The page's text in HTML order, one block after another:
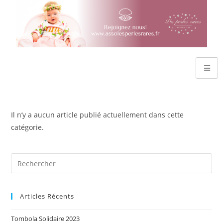
Il n’y a aucun article publié actuellement dans cette
catégorie.
Articles Récents
Tombola Solidaire 2023